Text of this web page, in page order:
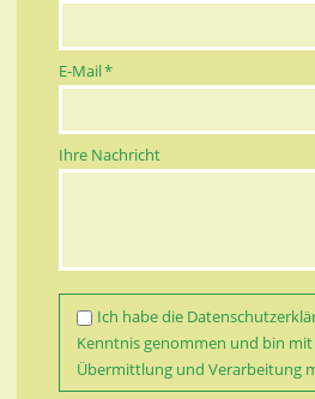
Pflichtfeld
E-Mail*
Ihre Nachricht
Ich habe die
Kenntnis genommen und bin
Übermittlung und Verarbeitung